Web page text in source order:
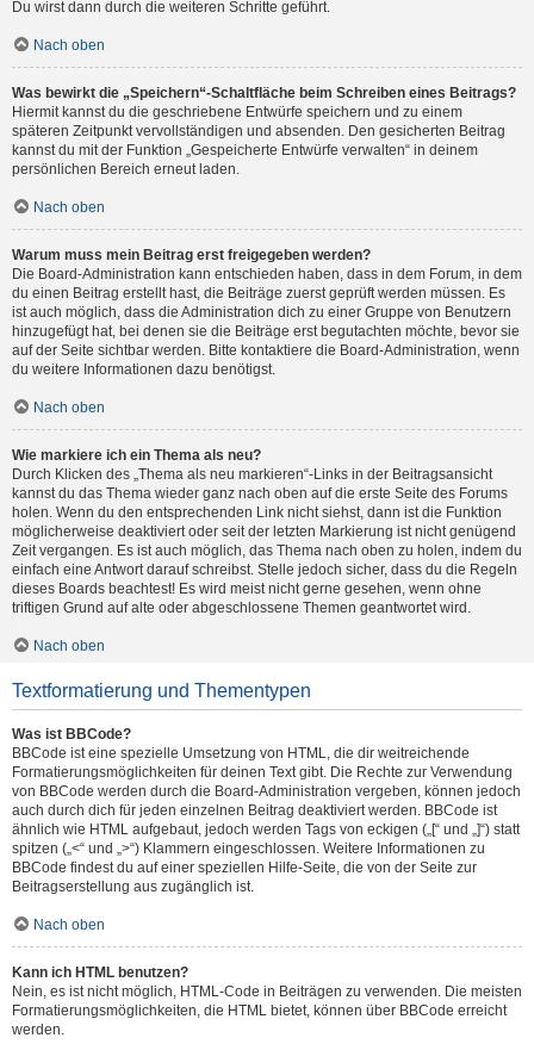
Du wirst dann durch die weiteren Schritte geführt.
Nach oben
Was bewirkt die „Speichern“-Schaltfläche beim Schreiben eines Beitrags?
Hiermit kannst du die geschriebene Entwürfe speichern und zu einem
späteren Zeitpunkt vervollständigen und absenden. Den gesicherten Beitrag
kannst du mit der Funktion „Gespeicherte Entwürfe verwalten“ in deinem
persönlichen Bereich erneut laden.
Nach oben
Warum muss mein Beitrag erst freigegeben werden?
Die Board-Administration kann entschieden haben, dass in dem Forum, in dem
du einen Beitrag erstellt hast, die Beiträge zuerst geprüft werden müssen. Es
ist auch möglich, dass die Administration dich zu einer Gruppe von Benutzern
hinzugefügt hat, bei denen sie die Beiträge erst begutachten möchte, bevor sie
auf der Seite sichtbar werden. Bitte kontaktiere die Board-Administration, wenn
du weitere Informationen dazu benötigst.
Nach oben
Wie markiere ich ein Thema als neu?
Durch Klicken des „Thema als neu markieren“-Links in der Beitragsansicht
kannst du das Thema wieder ganz nach oben auf die erste Seite des Forums
holen. Wenn du den entsprechenden Link nicht siehst, dann ist die Funktion
möglicherweise deaktiviert oder seit der letzten Markierung ist nicht genügend
Zeit vergangen. Es ist auch möglich, das Thema nach oben zu holen, indem du
einfach eine Antwort darauf schreibst. Stelle jedoch sicher, dass du die Regeln
dieses Boards beachtest! Es wird meist nicht gerne gesehen, wenn ohne
triftigen Grund auf alte oder abgeschlossene Themen geantwortet wird.
Nach oben
Textformatierung und Thementypen
Was ist BBCode?
BBCode ist eine spezielle Umsetzung von HTML, die dir weitreichende
Formatierungsmöglichkeiten für deinen Text gibt. Die Rechte zur Verwendung
von BBCode werden durch die Board-Administration vergeben, können jedoch
auch durch dich für jeden einzelnen Beitrag deaktiviert werden. BBCode ist
ähnlich wie HTML aufgebaut, jedoch werden Tags von eckigen („[“ und „]“) statt
spitzen („<“ und „>“) Klammern eingeschlossen. Weitere Informationen zu
BBCode findest du auf einer speziellen Hilfe-Seite, die von der Seite zur
Beitragserstellung aus zugänglich ist.
Nach oben
Kann ich HTML benutzen?
Nein, es ist nicht möglich, HTML-Code in Beiträgen zu verwenden. Die meisten
Formatierungsmöglichkeiten, die HTML bietet, können über BBCode erreicht
werden.